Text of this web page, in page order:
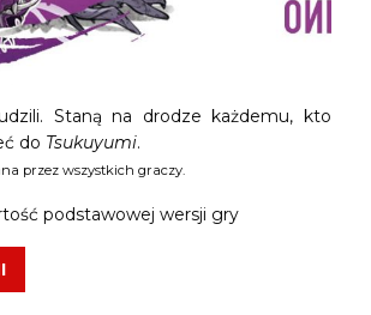
Staną na drodze każdemu, kto
do Tsukuyumi.
przez wszystkich graczy.
podstawowej wersji gry